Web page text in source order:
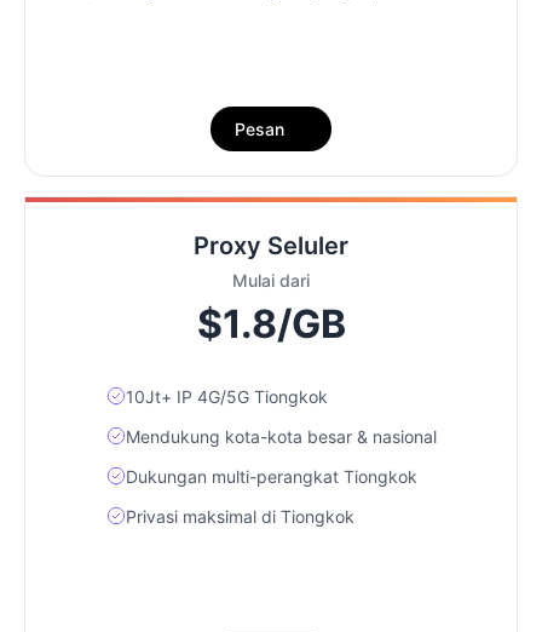
Pesan
Proxy Seluler
Mulai dari
$1.8/GB
10Jt+ IP 4G/5G Tiongkok
Mendukung kota-kota besar & nasional
Dukungan multi-perangkat Tiongkok
Privasi maksimal di Tiongkok